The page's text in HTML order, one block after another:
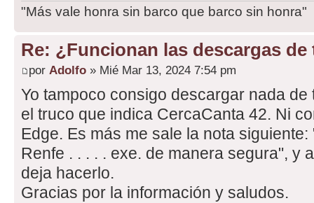
"Más vale honra sin barco que barco sin honra"
Re: ¿Funcionan las descargas
por Adolfo » Mié Mar 13, 2024 7:54 pm
Yo tampoco consigo descargar nada
el truco que indica CercaCanta 42. Ni
Edge. Es más me sale la nota
Renfe . . . . . exe. de manera segura", y
deja hacerlo.
Gracias por la información y saludos.